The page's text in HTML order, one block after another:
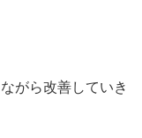
がら改善していき